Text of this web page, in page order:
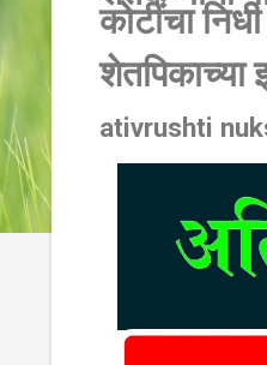
कोटींचा
शेतपिकाच्या
ativrushti